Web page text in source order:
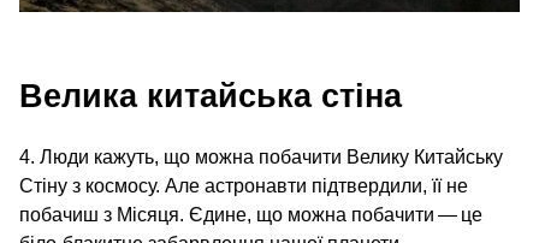
Велика китайська стіна
4. Люди кажуть, що можна побачити Велику Китайську
Стіну з космосу. Але астронавти підтвердили, її не
побачиш з Місяця. Єдине, що можна побачити — це